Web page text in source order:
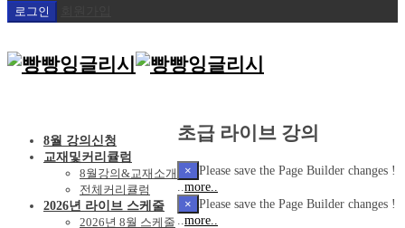
8월 강의신청
교재및커리큘럼
8월강의&교재소개
전체커리큘럼
2026년 라이브 스케줄
2026년 8월 스케줄
초급 라이브 강의
× Please save the Page Builder changes !
..more..
× Please save the Page Builder changes !
..more..